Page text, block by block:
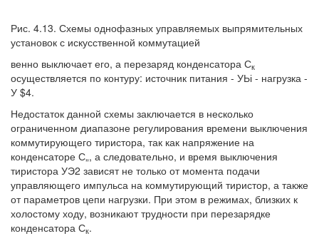
Рис. 4.13. Схемы однофазных управляемых выпрямительных
установок с искусственной коммутацией
венно выключает его, а перезаряд конденсатора Ск
осуществляется по контуру: источник питания - УЬі - нагрузка -
У $4.
Недостаток данной схемы заключается в несколько
ограниченном диапазоне регулирования времени выключения
коммутирующего тиристора, так как напряжение на
конденсаторе С„, а следовательно, и время выключения
тиристора УЭ2 зависят не только от момента подачи
управляющего импульса на коммутирующий тиристор, а также
от параметров цепи нагрузки. При этом в режимах, близких к
холостому ходу, возникают трудности при перезарядке
конденсатора Ск.